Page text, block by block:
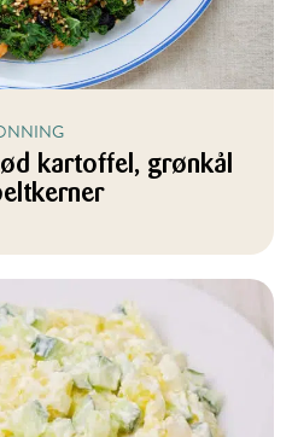
kartoffel, grønkål